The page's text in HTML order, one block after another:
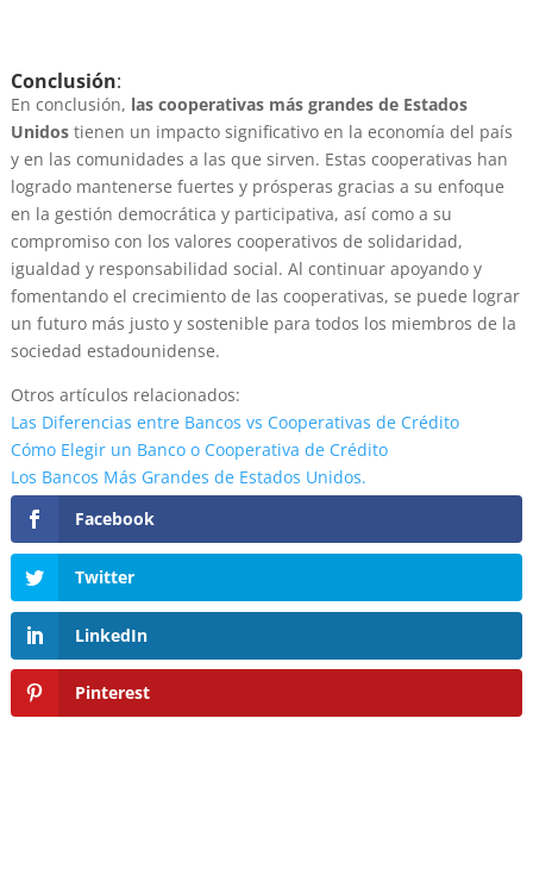
Conclusión:
En conclusión, las cooperativas más grandes de Estados
Unidostienen un impacto significativo en la economía del país
y en las comunidades a las que sirven. Estas cooperativas han
logrado mantenerse fuertes y prósperas gracias a su enfoque
en la gestión democrática y participativa, así como a su
compromiso con los valores cooperativos de solidaridad,
igualdad y responsabilidad social. Al continuar apoyando y
fomentando el crecimiento de las cooperativas, se puede lograr
un futuro más justo y sostenible para todos los miembros de la
sociedad estadounidense.
Otros artículos relacionados:
Las Diferencias entre Bancos vs Cooperativas de Crédito
Cómo Elegir un Banco o Cooperativa de Crédito
Los Bancos Más Grandes de Estados Unidos.
Facebook
Twitter
LinkedIn
Pinterest